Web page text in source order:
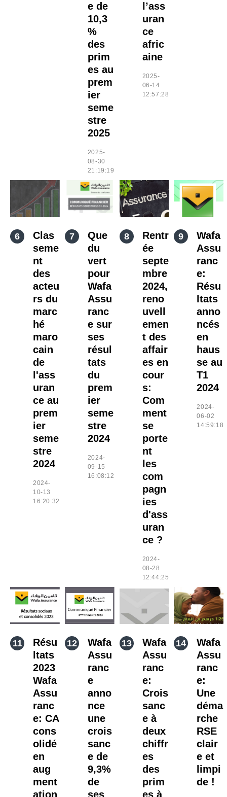
e de
10,3
%
des
prim
es au
prem
ier
seme
stre
2025
2025-
08-30
21:19:19
l’ass
uran
ce
afric
aine
2025-
06-14
12:57:28
Clas
seme
nt
des
acteu
rs du
marc
hé
maro
cain
de
l'ass
uran
ce au
prem
ier
seme
stre
2024
2024-
10-13
16:20:32
Que
du
vert
pour
Wafa
Assu
ranc
e sur
ses
résul
tats
du
prem
ier
seme
stre
2024
2024-
09-15
16:08:12
Rentr
ée
septe
mbre
2024,
reno
uvell
emen
t des
affair
es en
cour
s:
Com
ment
se
porte
nt
les
com
pagn
ies
d'ass
uran
ce ?
2024-
08-28
12:44:25
Wafa
Assu
ranc
e:
Résu
ltats
anno
ncés
en
haus
se au
T1
2024
2024-
06-02
14:59:18
Résu
ltats
2023
Wafa
Assu
ranc
e: CA
cons
olidé
en
aug
ment
ation
Wafa
Assu
ranc
e
anno
nce
une
crois
sanc
e de
9,3%
de
ses
Wafa
Assu
ranc
e:
Crois
sanc
e à
deux
chiffr
es
des
prim
es à
Wafa
Assu
ranc
e:
Une
déma
rche
RSE
clair
e et
limpi
de !